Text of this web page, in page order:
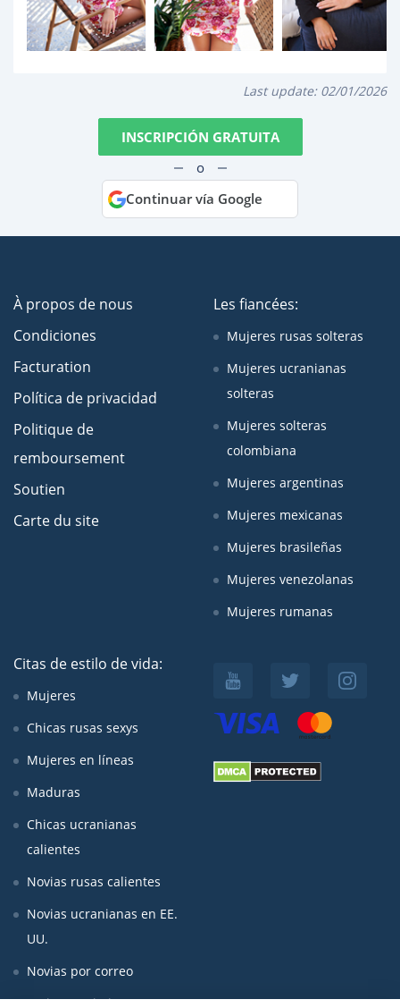
Last update: 02/01/2026
INSCRIPCIÓN GRATUITA
o
Continuar vía Google
À propos de nous
Condiciones
Facturation
Política de privacidad
Politique de
remboursement
Soutien
Carte du site
Les fiancées:
Mujeres rusas solteras
Mujeres ucranianas
solteras
Mujeres solteras
colombiana
Mujeres argentinas
Mujeres mexicanas
Mujeres brasileñas
Mujeres venezolanas
Mujeres rumanas
Citas de estilo de vida:
Mujeres
Chicas rusas sexys
Mujeres en líneas
Maduras
Chicas ucranianas
calientes
Novias rusas calientes
Novias ucranianas en EE.
UU.
Novias por correo
Mujeres asiaticas